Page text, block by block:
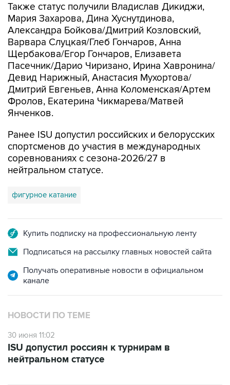
Также статус получили Владислав Дикиджи,
Мария Захарова, Дина Хуснутдинова,
Александра Бойкова/Дмитрий Козловский,
Варвара Слуцкая/Глеб Гончаров, Анна
Щербакова/Егор Гончаров, Елизавета
Пасечник/Дарио Чиризано, Ирина Хавронина/
Девид Нарижный, Анастасия Мухортова/
Дмитрий Евгеньев, Анна Коломенская/Артем
Фролов, Екатерина Чикмарева/Матвей
Янченков.
Ранее ISU допустил российских и белорусских
спортсменов до участия в международных
соревнованиях с сезона-2026/27 в
нейтральном статусе.
фигурное катание
Купить подписку на профессиональную ленту
Подписаться на рассылку главных новостей сайта
Получать оперативные новости в официальном
канале
НОВОСТИ ПО ТЕМЕ
30 июня 11:02
ISU допустил россиян к турнирам в
нейтральном статусе